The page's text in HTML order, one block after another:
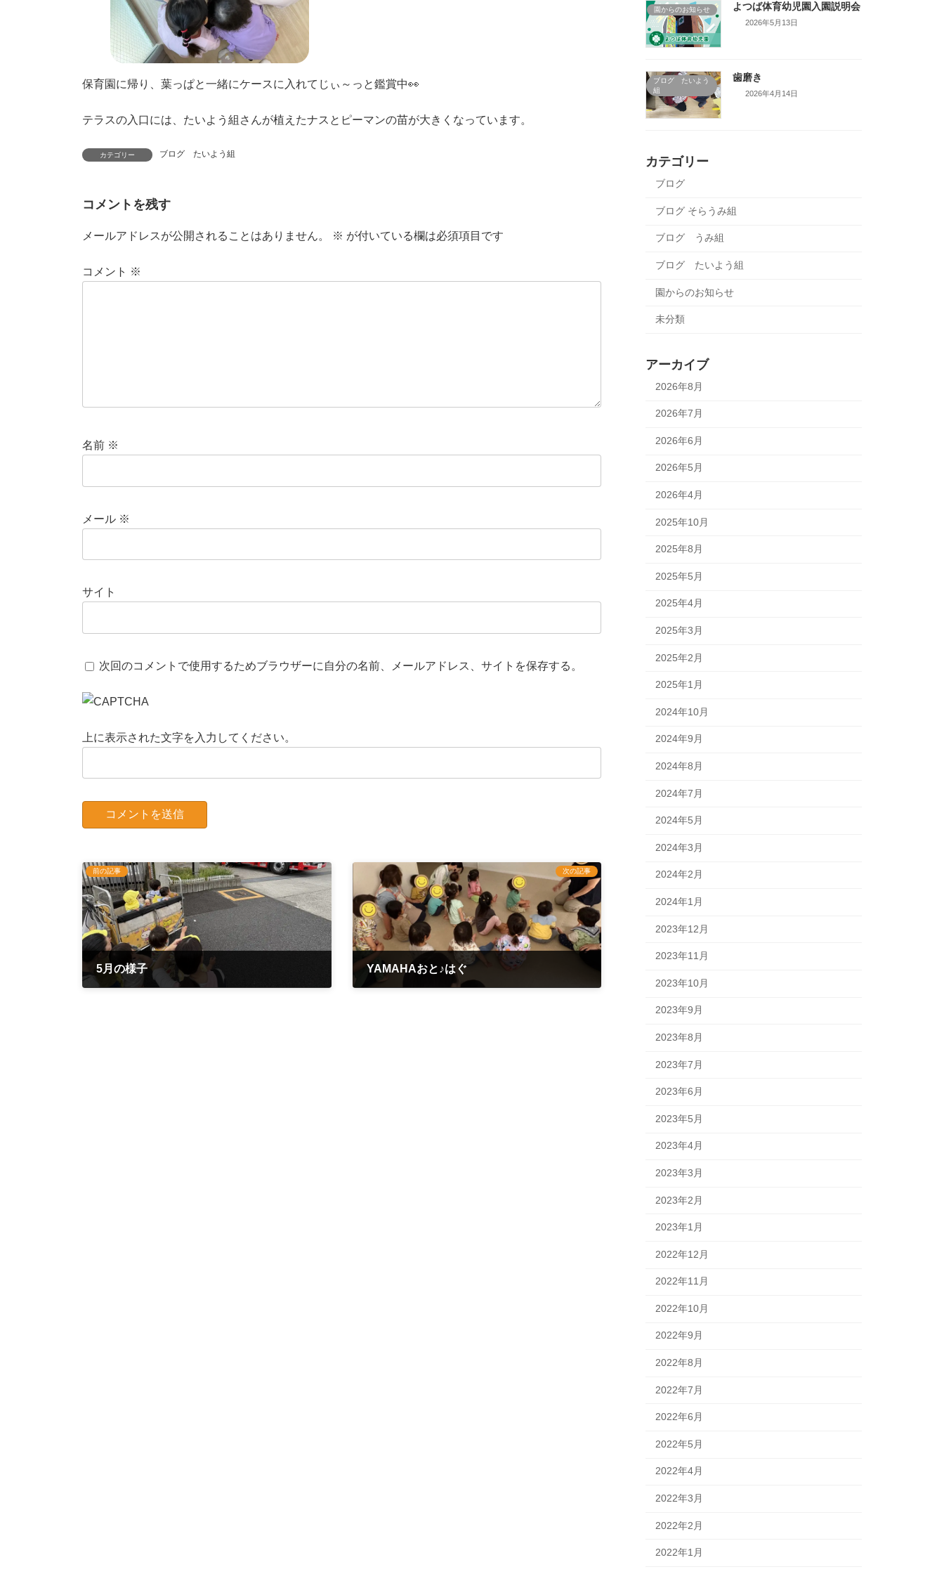
保育園に帰り、葉っぱと一緒にケースに入れてじぃ～っと鑑賞中👀
テラスの入口には、たいよう組さんが植えたナスとピーマンの苗が大きくなっています。
カテゴリー ブログ たいよう組
コメントを残す
メールアドレスが公開されることはありません。 ※ が付いている欄は必須項目です
コメント ※
名前 ※
メール ※
サイト
次回のコメントで使用するためブラウザーに自分の名前、メールアドレス、サイトを保存する。
上に表示された文字を入力してください。
前の記事
5月の様子
次の記事
YAMAHAおと♪はぐ
園からのお知らせ よつば体育幼児園入園説明会
2026年5月13日
ブログ たいよう
組
歯磨き
2026年4月14日
カテゴリー
ブログ
ブログ そらうみ組
ブログ うみ組
ブログ たいよう組
園からのお知らせ
未分類
アーカイブ
2026年8月
2026年7月
2026年6月
2026年5月
2026年4月
2025年10月
2025年8月
2025年5月
2025年4月
2025年3月
2025年2月
2025年1月
2024年10月
2024年9月
2024年8月
2024年7月
2024年5月
2024年3月
2024年2月
2024年1月
2023年12月
2023年11月
2023年10月
2023年9月
2023年8月
2023年7月
2023年6月
2023年5月
2023年4月
2023年3月
2023年2月
2023年1月
2022年12月
2022年11月
2022年10月
2022年9月
2022年8月
2022年7月
2022年6月
2022年5月
2022年4月
2022年3月
2022年2月
2022年1月